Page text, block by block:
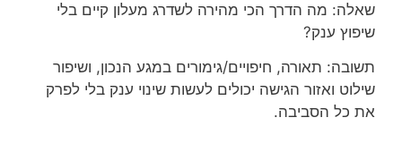
שאלה: מה הדרך הכי מהירה לשדרג מעלון קיים בלי
שיפוץ ענק?
תשובה: תאורה, חיפויים/גימורים במגע הנכון, ושיפור
שילוט ואזור הגישה יכולים לעשות שינוי ענק בלי לפרק
את כל הסביבה.